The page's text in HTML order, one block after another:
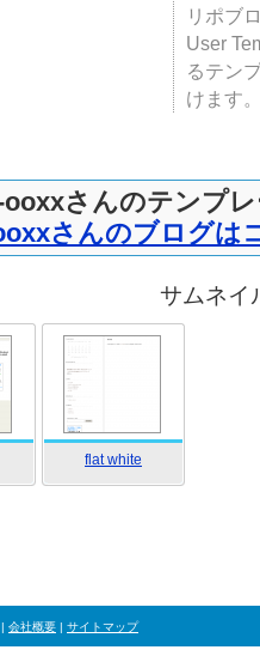
リポブ
User
るテン
けます
さんのテンプ
さんのブログは
サムネイ
flat white
| 会社概要 | サイトマップ